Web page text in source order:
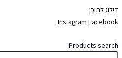
דילוג לתוכן
Instagram Facebook
Products search